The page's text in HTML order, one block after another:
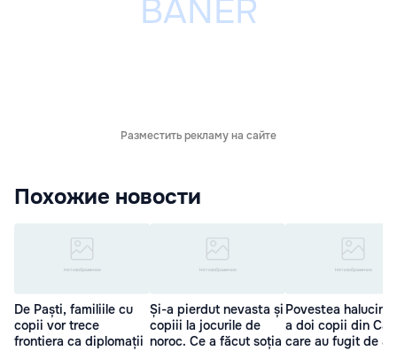
Разместить рекламу на сайте
Похожие новости
De Paști, familiile cu
copii vor trece
frontiera ca diplomații
Și-a pierdut nevasta și
copiii la jocurile de
noroc. Ce a făcut soția
Povestea
a doi copii din
care au fugit de